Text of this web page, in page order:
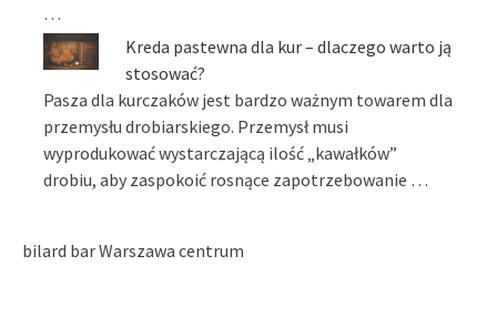
…
Kreda pastewna dla kur – dlaczego warto ją
stosować?
Pasza dla kurczaków jest bardzo ważnym towarem dla
przemysłu drobiarskiego. Przemysł musi
wyprodukować wystarczającą ilość „kawałków”
drobiu, aby zaspokoić rosnące zapotrzebowanie …
bilard bar Warszawa centrum